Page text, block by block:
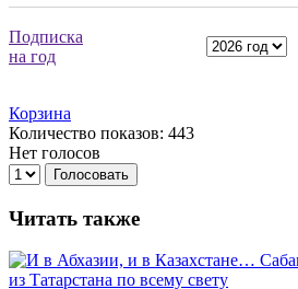
Подписка
на год
Корзина
Количество показов: 443
Нет голосов
Голосовать
Читать также